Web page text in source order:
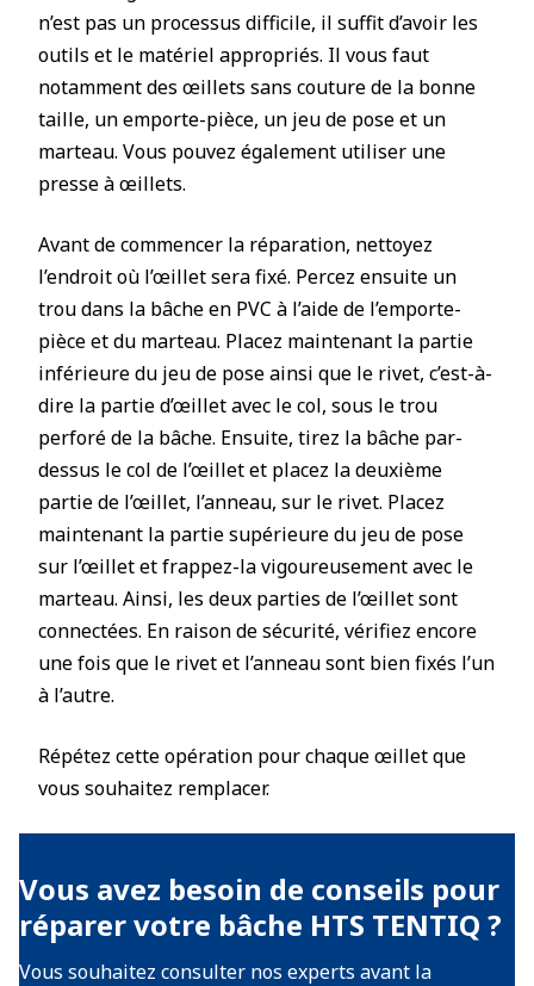
n’est pas un processus difficile, il suffit d’avoir les
outils et le matériel appropriés. Il vous faut
notamment des œillets sans couture de la bonne
taille, un emporte-pièce, un jeu de pose et un
marteau. Vous pouvez également utiliser une
presse à œillets.
Avant de commencer la réparation, nettoyez
l’endroit où l’œillet sera fixé. Percez ensuite un
trou dans la bâche en PVC à l’aide de l’emporte-
pièce et du marteau. Placez maintenant la partie
inférieure du jeu de pose ainsi que le rivet, c’est-à-
dire la partie d’œillet avec le col, sous le trou
perforé de la bâche. Ensuite, tirez la bâche par-
dessus le col de l’œillet et placez la deuxième
partie de l’œillet, l’anneau, sur le rivet. Placez
maintenant la partie supérieure du jeu de pose
sur l’œillet et frappez-la vigoureusement avec le
marteau. Ainsi, les deux parties de l’œillet sont
connectées. En raison de sécurité, vérifiez encore
une fois que le rivet et l’anneau sont bien fixés l’un
à l’autre.
Répétez cette opération pour chaque œillet que
vous souhaitez remplacer.
Vous avez besoin de conseils pour
réparer votre bâche HTS TENTIQ ?
Vous souhaitez consulter nos experts avant la